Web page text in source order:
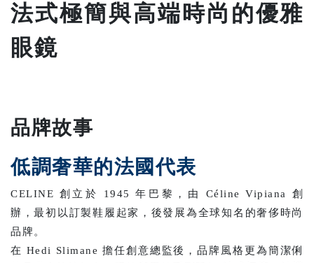
法式極簡與高端時尚的優雅
眼鏡
品牌故事
低調奢華的法國代表
CELINE 創立於 1945 年巴黎，由 Céline Vipiana 創
辦，最初以訂製鞋履起家，後發展為全球知名的奢侈時尚
品牌。
在 Hedi Slimane 擔任創意總監後，品牌風格更為簡潔俐